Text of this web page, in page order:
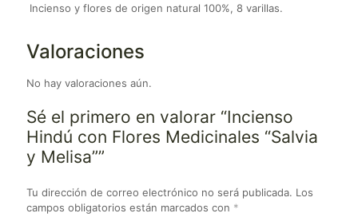
Incienso y flores de origen natural 100%, 8 varillas.
Valoraciones
No hay valoraciones aún.
Sé el primero en valorar “Incienso
Hindú con Flores Medicinales “Salvia
y Melisa””
Tu dirección de correo electrónico no será publicada. Los
campos obligatorios están marcados con *